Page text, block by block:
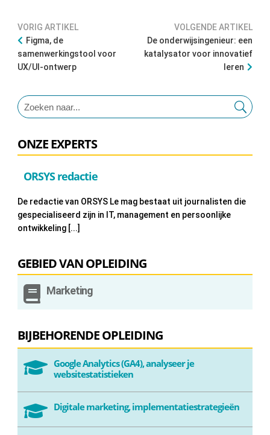
VORIG ARTIKEL
Figma, de
samenwerkingstool voor
UX/UI-ontwerp
VOLGENDE ARTIKEL
De onderwijsingenieur: een
katalysator voor innovatief
leren
ONZE EXPERTS
ORSYS redactie
De redactie van ORSYS Le mag bestaat uit journalisten die
gespecialiseerd zijn in IT, management en persoonlijke
ontwikkeling [...]
GEBIED VAN OPLEIDING
 Marketing
BIJBEHORENDE OPLEIDING
 Google Analytics (GA4), analyseer je
websitestatistieken
 Digitale marketing, implementatiestrategieën